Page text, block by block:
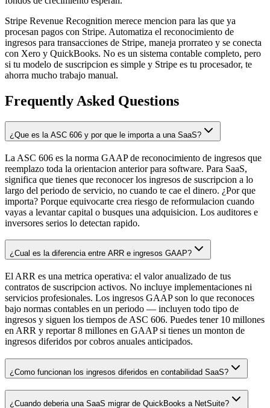
Stripe Revenue Recognition merece mencion para las que ya
procesan pagos con Stripe. Automatiza el reconocimiento de
ingresos para transacciones de Stripe, maneja prorrateo y se conecta
con Xero y QuickBooks. No es un sistema contable completo, pero
si tu modelo de suscripcion es simple y Stripe es tu procesador, te
ahorra mucho trabajo manual.
Frequently Asked Questions
¿Que es la ASC 606 y por que le importa a una SaaS?
La ASC 606 es la norma GAAP de reconocimiento de ingresos que
reemplazo toda la orientacion anterior para software. Para SaaS,
significa que tienes que reconocer los ingresos de suscripcion a lo
largo del periodo de servicio, no cuando te cae el dinero. ¿Por que
importa? Porque equivocarte crea riesgo de reformulacion cuando
vayas a levantar capital o busques una adquisicion. Los auditores e
inversores serios lo detectan rapido.
¿Cual es la diferencia entre ARR e ingresos GAAP?
El ARR es una metrica operativa: el valor anualizado de tus
contratos de suscripcion activos. No incluye implementaciones ni
servicios profesionales. Los ingresos GAAP son lo que reconoces
bajo normas contables en un periodo — incluyen todo tipo de
ingresos y siguen los tiempos de ASC 606. Puedes tener 10 millones
en ARR y reportar 8 millones en GAAP si tienes un monton de
ingresos diferidos por cobros anuales anticipados.
¿Como funcionan los ingresos diferidos en contabilidad SaaS?
¿Cuando deberia una SaaS migrar de QuickBooks a NetSuite?